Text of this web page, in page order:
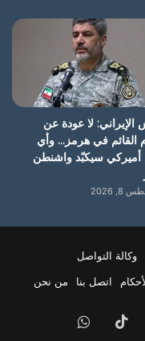
الإيراني: لا عودة عن
القائم في هرمز… وأي
سيكبّد واشنطن
2026
اتصل بنا من نحن
‫TikTokواتساب